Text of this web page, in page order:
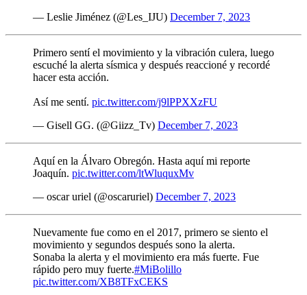
— Leslie Jiménez (@Les_IJU) December 7, 2023
Primero sentí el movimiento y la vibración culera, luego
escuché la alerta sísmica y después reaccioné y recordé
hacer esta acción.
Así me sentí. pic.twitter.com/j9lPPXXzFU
— Gisell GG. (@Giizz_Tv) December 7, 2023
Aquí en la Álvaro Obregón. Hasta aquí mi reporte
Joaquín. pic.twitter.com/ltWluquxMv
— oscar uriel (@oscaruriel) December 7, 2023
Nuevamente fue como en el 2017, primero se siento el
movimiento y segundos después sono la alerta.
Sonaba la alerta y el movimiento era más fuerte. Fue
rápido pero muy fuerte.#MiBolillo
pic.twitter.com/XB8TFxCEKS